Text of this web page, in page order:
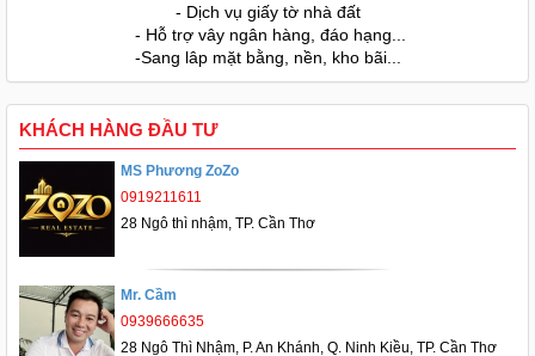
- Dịch vụ giấy tờ nhà đất
- Hỗ trợ vây ngân hàng, đáo hạng...
-Sang lâp mặt bằng, nền, kho bãi...
KHÁCH HÀNG ĐẦU TƯ
MS Phương ZoZo
0919211611
28 Ngô thì nhậm, TP. Cần Thơ
Mr. Cầm
0939666635
28 Ngô Thì Nhậm, P. An Khánh, Q. Ninh Kiều, TP. Cần Thơ